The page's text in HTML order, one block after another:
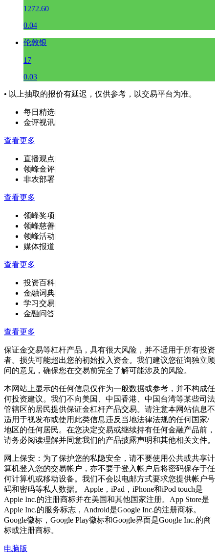
1272.60
0.04
伦敦银
17
0.03
• 以上抽取的报价有延迟，仅供参考，以交易平台为准。
每日精选|
金评视讯|
查看更多
直播观点|
领峰金评|
非农部署
查看更多
领峰奖项|
领峰慈善|
领峰活动|
媒体报道
查看更多
投资百科|
金融词典|
学习交易|
金融问答
查看更多
保证金交易等杠杆产品，具有很大风险，并不适用于所有投资
者。损失可能超出您的初始投入资金。我们建议您征询独立顾
问的意见，确保您在交易前完全了解可能涉及的风险。
本网站上显示的任何信息仅作为一般数据或参考，并不构成任
何投资建议。我们不向美国、中国香港、中国台湾等某些司法
管辖区的居民提供保证金杠杆产品交易。请注意本网站信息不
适用于视发布或使用此类信息违反当地法律法规的任何国家/
地区的任何居民。在您决定交易或继续持有任何金融产品前，
请务必阅读理解并同意我们的产品披露声明和其他相关文件。
网上保安：为了保护您的私隐安全，请不要使用公共或共享计
算机登入您的交易帐户，亦不要于登入帐户后将密码保存于任
何计算机或移动设备。我们不会以电邮方式要求您提供帐户号
码和密码等私人数据。 Apple，iPad，iPhone和iPod touch是
Apple Inc.的注册商标并在美国和其他国家注册。App Store是
Apple Inc.的服务标志，Android是Google Inc.的注册商标。
Google徽标，Google Play徽标和Google界面是Google Inc.的商
标或注册商标。
电脑版